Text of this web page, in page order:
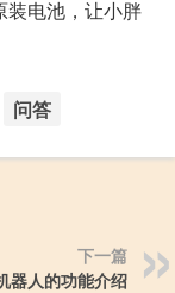
装电池，让小胖
问答
下一篇
器人的功能介绍